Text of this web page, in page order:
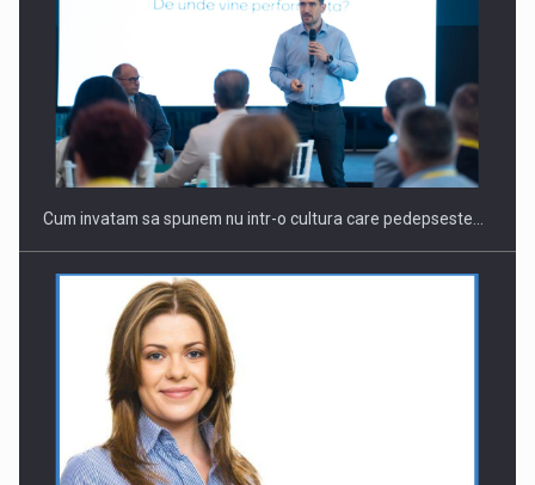
Cum invatam sa spunem nu intr-o cultura care pedepseste…